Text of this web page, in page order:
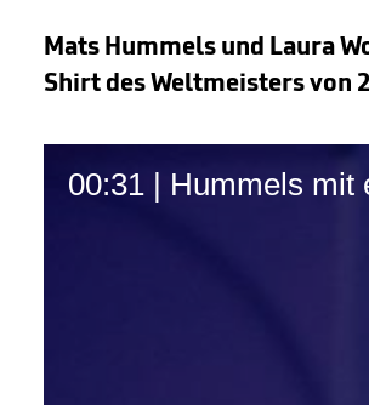
Mats Hummels und Laura
Shirt des Weltmeisters von
00:31 | Hummels mit